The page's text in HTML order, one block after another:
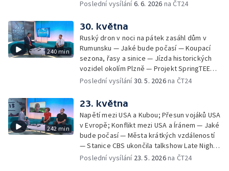
přístupových jednání s Ukrajinou — Polovina
tenisové výkony na Roland Garros —
Smrtelné nehody motorkářů na českých
silnicích — Mezinárodní festival nového
cirkusu Cirk-UFF — Ošetření po bodnutí
hmyzem — 113. ročník veslařského závodu
Primátorky — Zelenskyj navrhl v dopise
Putinovi schůzku; Putin jednal se
for People — Den otevřených dveří
Archeologického centra Olomouc —
Blahořečení kněží Buly a Drboly — Bahna
2026: defilé historické vojenské techniky
Poslední vysílání6. 6. 2026 na ČT24
240 min
30. května
Ruský dron v noci na pátek zasáhl dům v
Rumunsku — Jaké bude počasí — Koupací
sezona, řasy a sinice — Jízda historických
vozidel okolím Plzně — Projekt SpringTEEN
— Černé ovce: komplikace při odletu na
Podještědí — Vědci rozluštili tzv. Borgovu
šifru — Festival Karoliny Světlé —
Roztroušenou sklerózu se daří zachytit včas
— Pořad Zkraje o černých stavbách —
Dohoda o prodloužení příměří mezi USA a
Íránem — Příběhy z pitevny: povolání
soudního znalce — Mezi ploty 2026 — Velký
Poslední vysílání30. 5. 2026na ČT24
242 min
23. května
Napětí mezi USA a Kubou; Přesun vojáků USA
v Evropě; Konflikt mezi USA a Íránem — Jaké
bude počasí — Města krátkých vzdáleností
— Stanice CBS ukončila talkshow Late Night
— Obnova historického větrného mlýna u
Poslední vysílání 23. 5. 2026na ČT24